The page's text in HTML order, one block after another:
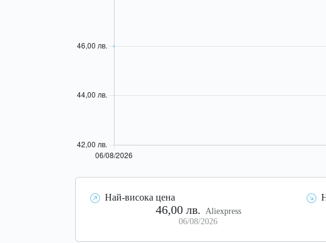
Най-висока цена
46,00 лв. Aliexpress
06/08/2026